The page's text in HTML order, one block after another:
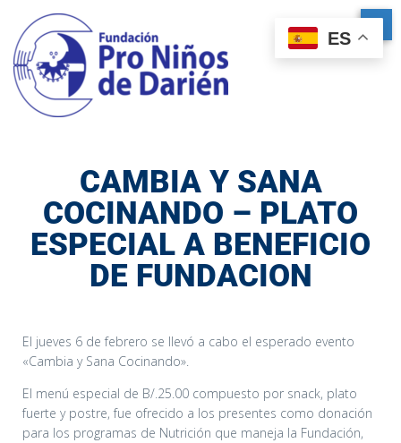
CAMBIA Y SANA
COCINANDO – PLATO
ESPECIAL A BENEFICIO
DE FUNDACION
El jueves 6 de febrero se llevó a cabo el esperado evento
«Cambia y Sana Cocinando».
El menú especial de B/.25.00 compuesto por snack, plato
fuerte y postre, fue ofrecido a los presentes como donación
para los programas de Nutrición que maneja la Fundación,
ES